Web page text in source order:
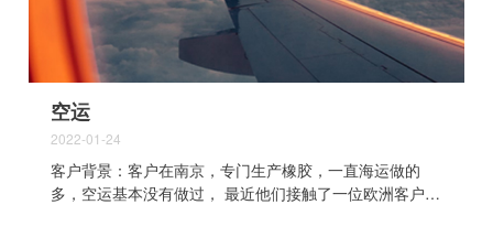
空运
2022-01-24
客户背景：客户在南京，专门生产橡胶，一直海运做的
多，空运基本没有做过， 最近他们接触了一位欧洲客户，